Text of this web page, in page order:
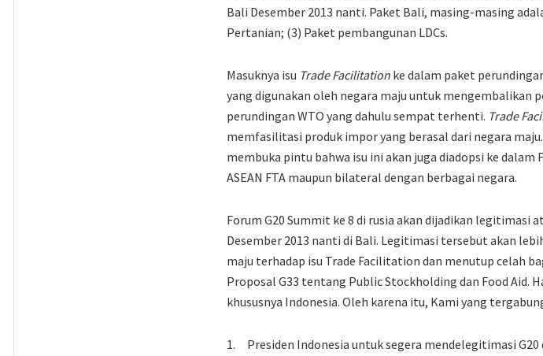
Bali Desember 2013 nanti. Paket Bali, masing-masing
Pertanian; (3) Paket pembangunan LDCs.
Masuknya isu Trade Facilitation ke dalam paket
yang digunakan oleh negara maju untuk mengembalikan
perundingan WTO yang dahulu sempat terhenti. Trade
memfasilitasi produk impor yang berasal dari negara
membuka pintu bahwa isu ini akan juga diadopsi ke
ASEAN FTA maupun bilateral dengan berbagai negara.
Forum G20 Summit ke 8 di rusia akan dijadikan legitimasi
Desember 2013 nanti di Bali. Legitimasi tersebut akan
maju terhadap isu Trade Facilitation dan menutup celah
Proposal G33 tentang Public Stockholding dan Food Aid.
khususnya Indonesia. Oleh karena itu, Kami yang
1. Presiden Indonesia untuk segera mendelegitimasi